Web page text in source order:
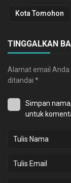
Kota Tomohon
TINGGALKAN
Alamat email Anda
ditandai *
Simpan
untuk